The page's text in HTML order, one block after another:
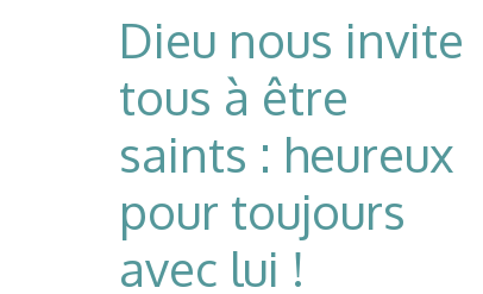
Dieu nous invite
tous à être
saints : heureux
pour toujours
avec lui !